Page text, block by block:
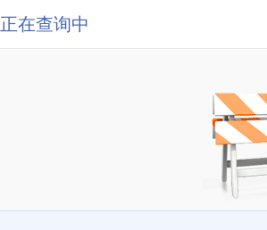
正在查询中